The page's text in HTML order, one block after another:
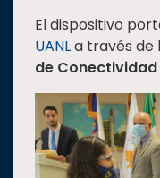
Oferta
educativa
Estudiantes
Rectoría
Investigación
Internacionalización
El dispositivo
UANLa través de
de